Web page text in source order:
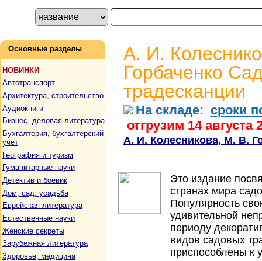
Основные разделы
НОВИНКИ
Автотранспорт
Архитектура, строительство
Аудиокниги
Бизнес, деловая литература
Бухгалтерия, бухгалтерский
учет
География и туризм
Гуманитарные науки
Детектив и боевик
Дом, сад, усадьба
Еврейская литература
Естественные науки
Женские секреты
Зарубежная литература
Здоровье, медицина
А. И.
Горбаченко
традесканции
На складе: сроки
отгрузим 14 августа
А. И. Колесникова, М. В.
Это издание
странах мира
Популярность
удивительной
периоду
видов садовых
приспособлены к